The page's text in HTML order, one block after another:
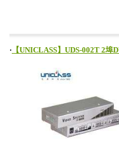
‧ 【UNICLASS】UDS-002T 2